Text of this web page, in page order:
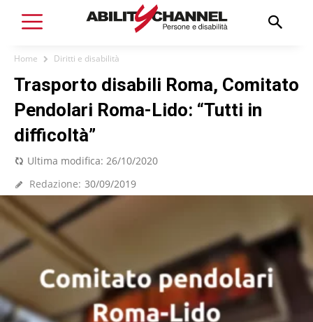
Home Diritti e disabilità
Trasporto disabili Roma, Comitato
Pendolari Roma-Lido: “Tutti in
difficoltà”
Ultima modifica: 26/10/2020
Redazione: 30/09/2019